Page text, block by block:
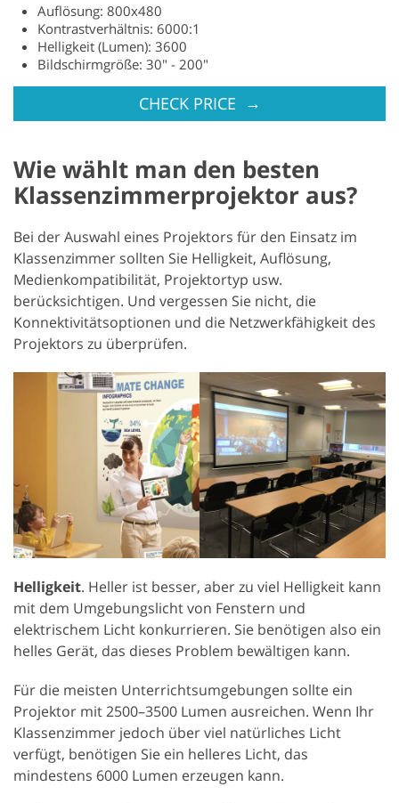
Auflösung: 800x480
Kontrastverhältnis: 6000:1
Helligkeit (Lumen): 3600
Bildschirmgröße: 30" - 200"
CHECK PRICE →
Wie wählt man den besten
Klassenzimmerprojektor aus?
Bei der Auswahl eines Projektors für den Einsatz im
Klassenzimmer sollten Sie Helligkeit, Auflösung,
Medienkompatibilität, Projektortyp usw.
berücksichtigen. Und vergessen Sie nicht, die
Konnektivitätsoptionen und die Netzwerkfähigkeit des
Projektors zu überprüfen.
Helligkeit. Heller ist besser, aber zu viel Helligkeit kann
mit dem Umgebungslicht von Fenstern und
elektrischem Licht konkurrieren. Sie benötigen also ein
helles Gerät, das dieses Problem bewältigen kann.
Für die meisten Unterrichtsumgebungen sollte ein
Projektor mit 2500–3500 Lumen ausreichen. Wenn Ihr
Klassenzimmer jedoch über viel natürliches Licht
verfügt, benötigen Sie ein helleres Licht, das
mindestens 6000 Lumen erzeugen kann.